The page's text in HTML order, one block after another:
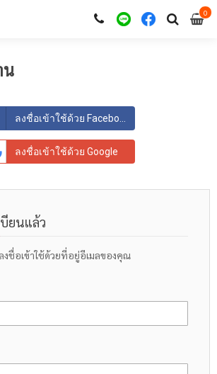
00
น
ลงชื่อเข้าใช้ด้วย Facebook
ลงชื่อเข้าใช้ด้วย Google
ยนแล้ว
ชื่อเข้าใช้ด้วยที่อยู่อีเมลของคุณ